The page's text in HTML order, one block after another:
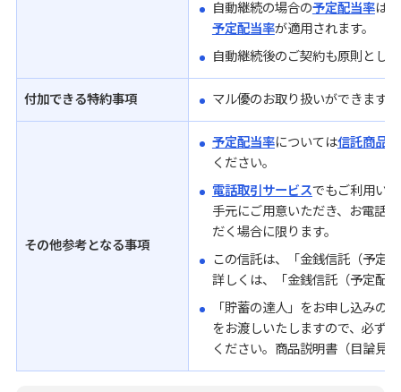
自動継続の場合の予定配当率は
予定配当率が適用されます。
自動継続後のご契約も原則とし
付加できる特約事項 マル優のお取り扱いができます
その他参考となる事項
予定配当率については信託商品
ください。
電話取引サービスでもご利用い
手元にご用意いただき、お電話
だく場合に限ります。
この信託は、「金銭信託（予定
詳しくは、「金銭信託（予定配
「貯蓄の達人」をお申し込みの
をお渡しいたしますので、必ず
ください。商品説明書（目論見